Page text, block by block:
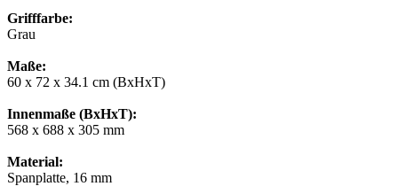
Grifffarbe:
Grau
Maße:
60 x 72 x 34.1 cm (BxHxT)
Innenmaße (BxHxT):
568 x 688 x 305 mm
Material:
Spanplatte, 16 mm